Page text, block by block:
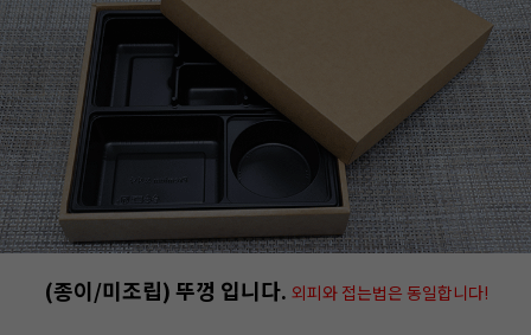
(종이/미조립) 뚜껑 입니다. 외피와 접는법은 동일합니다!